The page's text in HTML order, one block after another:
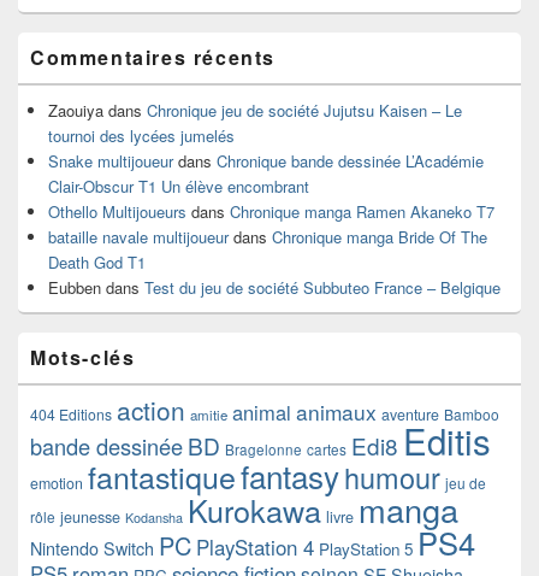
Commentaires récents
Zaouiya dans Chronique jeu de société Jujutsu Kaisen – Le
tournoi des lycées jumelés
Snake multijoueurdans Chronique bande dessinée L’Académie
Clair-Obscur T1 Un élève encombrant
Othello Multijoueurs dans Chronique manga Ramen Akaneko T7
bataille navale multijoueurdans Chronique manga Bride Of The
Death God T1
Eubben dans Test du jeu de société Subbuteo France – Belgique
Mots-clés
404 Editions action amitie animal animaux aventure Bamboo
bande dessinéeBD Bragelonne cartes Edi8 Editis
emotion fantastiquefantasyhumour jeu de
rôle jeunesse Kodansha Kurokawa livre manga
Nintendo Switch PC PlayStation 4 PlayStation 5 PS4